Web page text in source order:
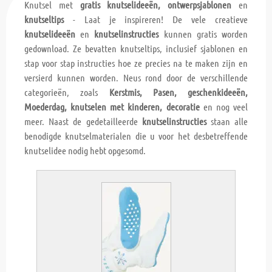
Knutsel met gratis knutselideeën, ontwerpsjablonen en
knutseltips- Laat je inspireren! De vele creatieve
knutselideeën en knutselinstructieskunnen gratis worden
gedownload. Ze bevatten knutseltips, inclusief sjablonen en
stap voor stap instructies hoe ze precies na te maken zijn en
versierd kunnen worden. Neus rond door de verschillende
categorieën, zoals Kerstmis, Pasen, geschenkideeën,
Moederdag, knutselen met kinderen, decoratieen nog veel
meer. Naast de gedetailleerde knutselinstructiesstaan alle
benodigde knutselmaterialen die u voor het desbetreffende
knutselidee nodig hebt opgesomd.